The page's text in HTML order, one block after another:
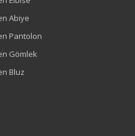
Abiye
Pantolon
Gömlek
Bluz